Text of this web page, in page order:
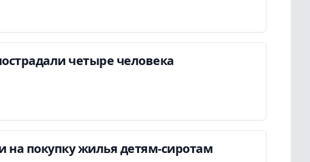
четыре человека
на покупку жилья детям-сиротам